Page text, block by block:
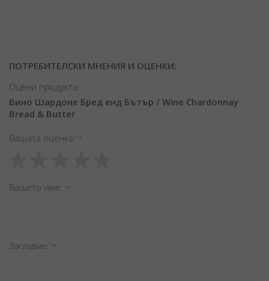
ПОТРЕБИТЕЛСКИ МНЕНИЯ И ОЦЕНКИ:
Оцени продукта:
Вино Шардоне Бред енд Бътър / Wine Chardonnay
Bread & Butter
Вашата оценка
star
stars
stars
stars
stars
Вашето име
Заглавиe